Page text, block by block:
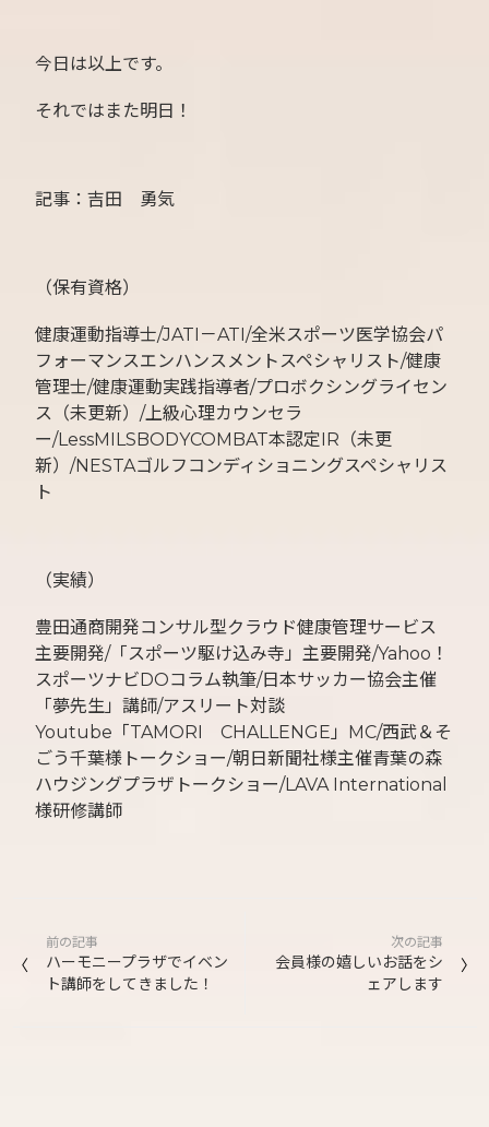
今日は以上です。
それではまた明日！
記事：吉田 勇気
（保有資格）
健康運動指導士/JATI－ATI/全米スポーツ医学協会パ
フォーマンスエンハンスメントスペシャリスト/健康
管理士/健康運動実践指導者/プロボクシングライセン
ス（未更新）/上級心理カウンセラ
ー/LessMILSBODYCOMBAT本認定IR（未更
新）/NESTAゴルフコンディショニングスペシャリス
ト
（実績）
豊田通商開発コンサル型クラウド健康管理サービス
主要開発/「スポーツ駆け込み寺」主要開発/Yahoo！
スポーツナビDOコラム執筆/日本サッカー協会主催
「夢先生」講師/アスリート対談
Youtube「TAMORI CHALLENGE」MC/西武＆そ
ごう千葉様トークショー/朝日新聞社様主催青葉の森
ハウジングプラザトークショー/LAVA International
様研修講師
稿
前の記事
ハーモニープラザでイベン
ト講師をしてきました！
次の記事
会員様の嬉しいお話をシ
ェアします